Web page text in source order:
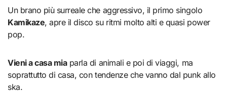
Un brano più surreale che aggressivo, il primo singolo
Kamikaze, apre il disco su ritmi molto alti e quasi power
pop.
Vieni a casa miaparla di animali e poi di viaggi, ma
soprattutto di casa, con tendenze che vanno dal punk allo
ska.